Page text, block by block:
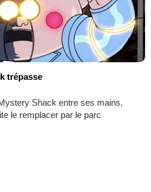
trépasse
Shack entre ses mains,
le remplacer par le parc